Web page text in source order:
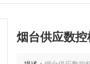
烟台供应数